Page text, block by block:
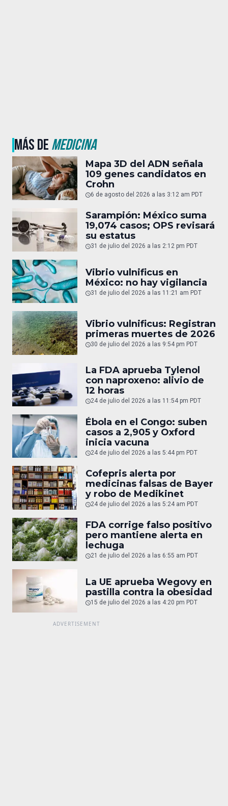
MÁS DEMEDICINA
Mapa 3D del ADN señala
109 genes candidatos en
Crohn
6 de agosto del 2026 a las 3:12 am PDT
Sarampión: México suma
19,074 casos; OPS revisará
su estatus
31 de julio del 2026 a las 2:12 pm PDT
Vibrio vulnificus en
México: no hay vigilancia
31 de julio del 2026 a las 11:21 am PDT
Vibrio vulnificus: Registran
primeras muertes de 2026
30 de julio del 2026 a las 9:54 pm PDT
La FDA aprueba Tylenol
con naproxeno: alivio de
12 horas
24 de julio del 2026 a las 11:54 pm PDT
Ébola en el Congo: suben
casos a 2,905 y Oxford
inicia vacuna
24 de julio del 2026 a las 5:44 pm PDT
Cofepris alerta por
medicinas falsas de Bayer
y robo de Medikinet
24 de julio del 2026 a las 5:24 am PDT
FDA corrige falso positivo
pero mantiene alerta en
lechuga
21 de julio del 2026 a las 6:55 am PDT
La UE aprueba Wegovy en
pastilla contra la obesidad
15 de julio del 2026 a las 4:20 pm PDT